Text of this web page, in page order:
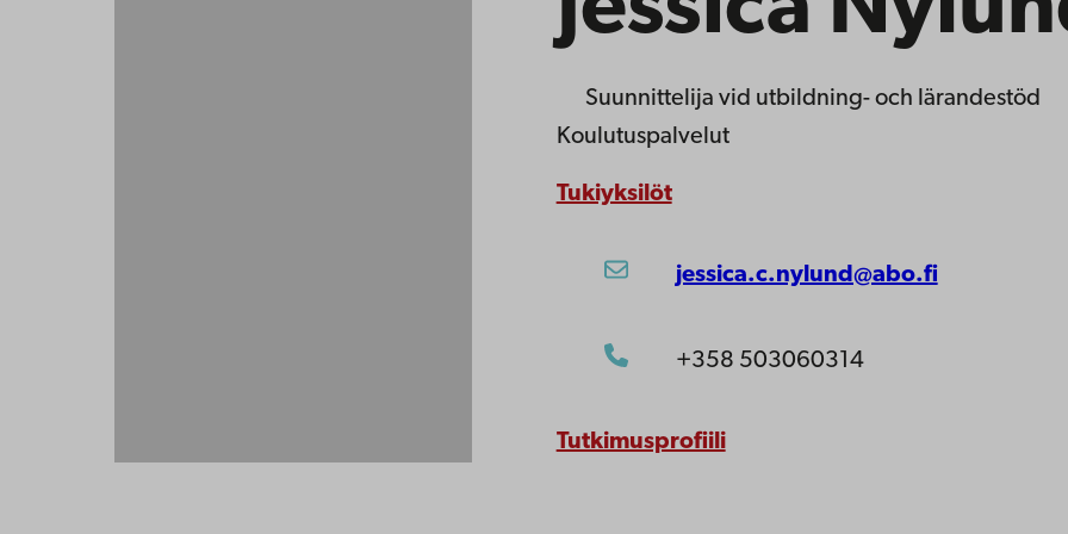
Suunnittelija vid utbildning- och lärandestöd
Koulutuspalvelut
Tukiyksilöt
jessica.c.nylund@abo.fi
+358 503060314
Tutkimusprofiili